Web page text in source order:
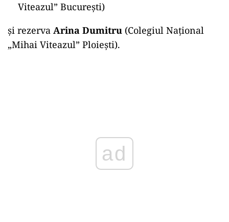
Viteazul” București)
și rezerva Arina Dumitru (Colegiul Național
„Mihai Viteazul” Ploiești).
ad